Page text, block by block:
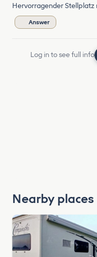
Hervorragender Stellplatz
Answer
Log in to see full info
Nearby places